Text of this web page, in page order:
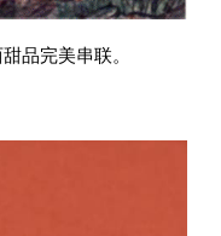
品完美串联。